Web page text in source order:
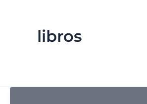
libros